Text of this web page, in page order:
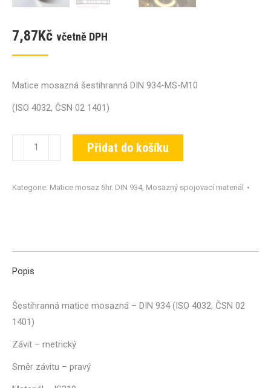
7,87Kč včetně DPH
Matice mosazná šestihranná DIN 934-MS-M10
(ISO 4032, ČSN 02 1401)
Matice
DIN
MS-
Přidat do košíku
Kategorie: Matice mosaz 6hr. DIN 934, Mosazný spojovací materiál
Popis
Šestihranná matice mosazná – DIN 934 (ISO 4032, ČSN 02
1401)
Závit – metrický
Směr závitu – pravý